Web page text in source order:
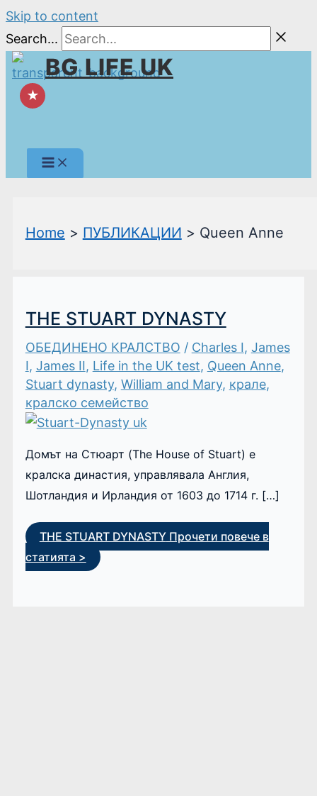
Skip to content
Search...
BG LIFE UK
★
Home ПУБЛИКАЦИИ Queen Anne
THE STUART DYNASTY
ОБЕДИНЕНО КРАЛСТВО / Charles I, James
I, James II, Life in the UK test, Queen Anne,
Stuart dynasty, William and Mary, крале,
кралско семейство
Домът на Стюарт (The House of Stuart) е
кралска династия, управлявала Англия,
Шотландия и Ирландия от 1603 до 1714 г. […]
THE STUART DYNASTYПрочети повече в
статията >